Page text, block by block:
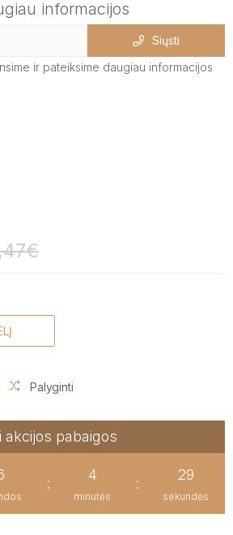
informacijos
Siųsti
ir pateiksime daugiau informacijos
Palyginti
akcijos pabaigos
:
4
minutės
:
28
sekundės